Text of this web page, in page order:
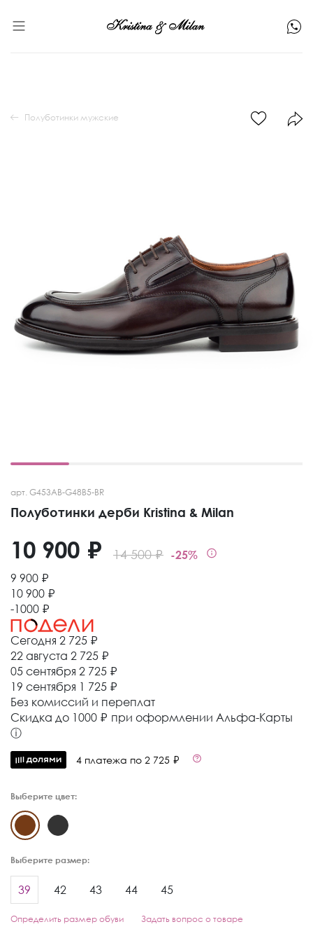
арт. G453AB-G48B5-BR
Полуботинки дерби Kristina & Milan
14 500 ₽ -25%
10 900 ₽
9 900 ₽
10 900 ₽
-1000 ₽
Сегодня 2 725 ₽
22 августа 2 725 ₽
05 сентября 2 725 ₽
19 сентября 1 725 ₽
Без комиссий и переплат
Cкидка до 1000 ₽ при оформлении Альфа-Карты
ⓘ
4 платежа по 2 725 ₽
Выберите цвет:
Выберите размер:
39 42 43 44 45
Определить размер обуви Задать вопрос о товаре
Полуботинки мужские